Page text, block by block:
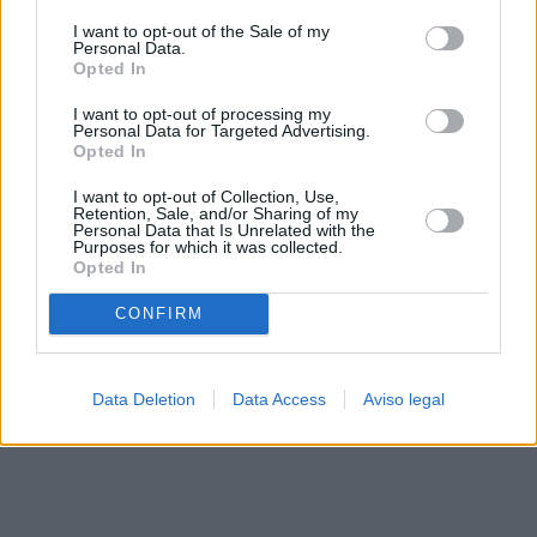
cualquier momento entrando de nuevo en este sitio web o
visitando nuestra política de privacidad.
I want to opt-out of the Sale of my
Personal Data.
Opted In
I want to opt-out of processing my
Personal Data for Targeted Advertising.
Opted In
I want to opt-out of Collection, Use,
Retention, Sale, and/or Sharing of my
Personal Data that Is Unrelated with the
Purposes for which it was collected.
Opted In
CONFIRM
Data Deletion Data Access Aviso legal